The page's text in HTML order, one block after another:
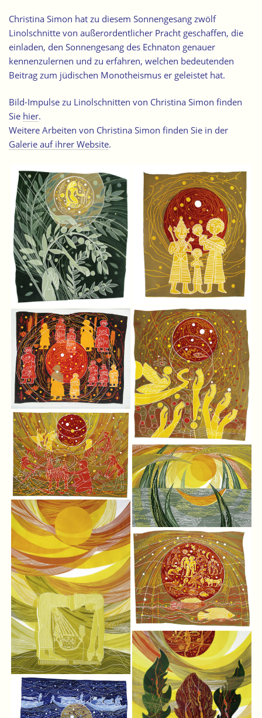
Christina Simon hat zu diesem Sonnengesang zwölf
Linolschnitte von außerordentlicher Pracht geschaffen, die
einladen, den Sonnengesang des Echnaton genauer
kennenzulernen und zu erfahren, welchen bedeutenden
Beitrag zum jüdischen Monotheismus er geleistet hat.
Bild-Impulse zu Linolschnitten von Christina Simon finden
Sie hier.
Weitere Arbeiten von Christina Simon finden Sie in der
Galerie auf ihrer Website.